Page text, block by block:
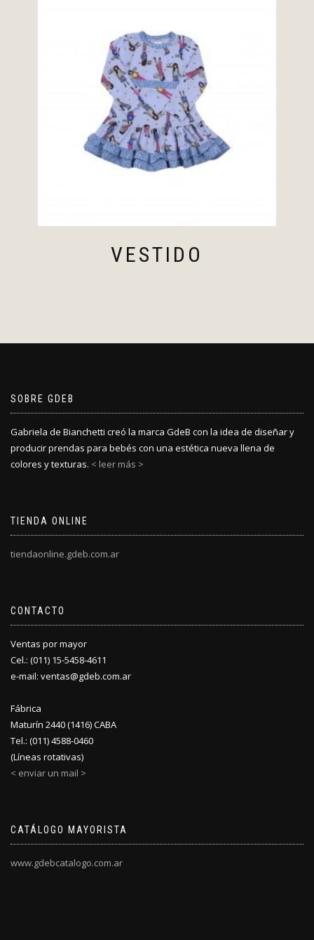
VESTIDO
SOBRE GDEB
Gabriela de Bianchetti creó la marca GdeB con la idea de diseñar y
producir prendas para bebés con una estética nueva llena de
colores y texturas. < leer más >
TIENDA ONLINE
tiendaonline.gdeb.com.ar
CONTACTO
Ventas por mayor
Cel.: (011) 15-5458-4611
e-mail: ventas@gdeb.com.ar
Fábrica
Maturín 2440 (1416) CABA
Tel.: (011) 4588-0460
(Líneas rotativas)
< enviar un mail >
CATÁLOGO MAYORISTA
www.gdebcatalogo.com.ar